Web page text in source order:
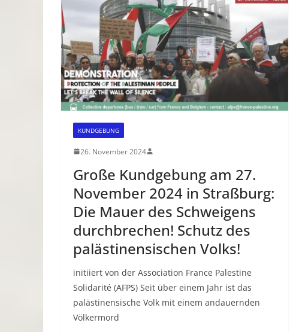
KUNDGEBUNG
26. November 2024
Große Kundgebung am 27.
November 2024 in Straßburg:
Die Mauer des Schweigens
durchbrechen! Schutz des
palästinensischen Volks!
initiiert von der Association France Palestine
Solidarité (AFPS) Seit über einem Jahr ist das
palästinensische Volk mit einem andauernden
Völkermord